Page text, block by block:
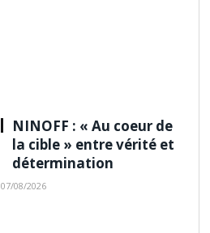
NINOFF : « Au coeur de
la cible » entre vérité et
détermination
07/08/2026